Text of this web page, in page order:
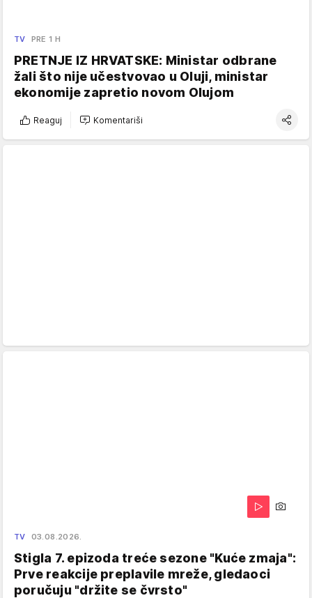
TV PRE 1 H
PRETNJE IZ HRVATSKE: Ministar odbrane
žali što nije učestvovao u Oluji, ministar
ekonomije zapretio novom Olujom
Reaguj Komentariši
TV 03.08.2026.
Stigla 7. epizoda treće sezone "Kuće zmaja":
Prve reakcije preplavile mreže, gledaoci
poručuju "držite se čvrsto"